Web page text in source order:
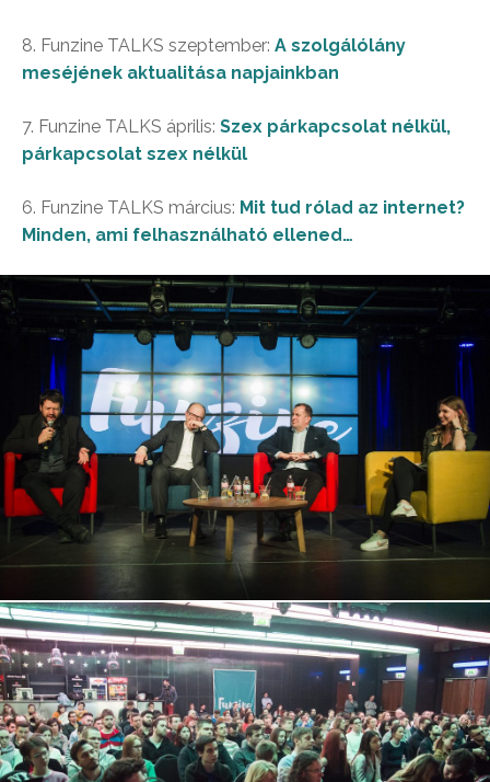
8. Funzine TALKS szeptember: A szolgálólány
meséjének aktualitása napjainkban
7. Funzine TALKS április: Szex párkapcsolat nélkül,
párkapcsolat szex nélkül
6. Funzine TALKS március: Mit tud rólad az internet?
Minden, ami felhasználható ellened…